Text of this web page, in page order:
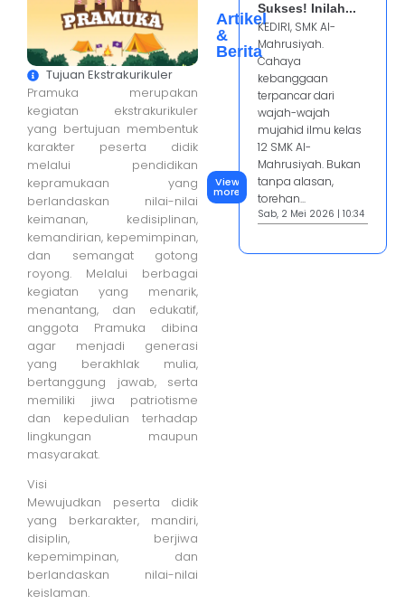
Tujuan Ekstrakurikuler
Pramuka merupakan
kegiatan ekstrakurikuler
yang bertujuan membentuk
karakter peserta didik
melalui pendidikan
kepramukaan yang
berlandaskan nilai-nilai
keimanan, kedisiplinan,
kemandirian, kepemimpinan,
dan semangat gotong
royong. Melalui berbagai
kegiatan yang menarik,
menantang, dan edukatif,
anggota Pramuka dibina
agar menjadi generasi
yang berakhlak mulia,
bertanggung jawab, serta
memiliki jiwa patriotisme
dan kepedulian terhadap
lingkungan maupun
masyarakat.
Visi
Mewujudkan peserta didik
yang berkarakter, mandiri,
disiplin, berjiwa
kepemimpinan, dan
berlandaskan nilai-nilai
keislaman.
Artikel
&
Berita
View
more
Sukses! Inilah...
KEDIRI, SMK Al-
Mahrusiyah.
Cahaya
kebanggaan
terpancar dari
wajah-wajah
mujahid ilmu kelas
12 SMK Al-
Mahrusiyah. Bukan
tanpa alasan,
torehan...
Sab, 2 Mei 2026 | 10:34